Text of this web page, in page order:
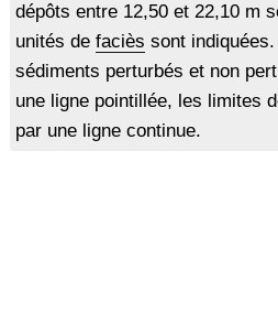
dépôts entre 12,50 et 22,10 m
unités de faciès sont
sédiments perturbés et non
une ligne pointillée, les limites
par une ligne continue.